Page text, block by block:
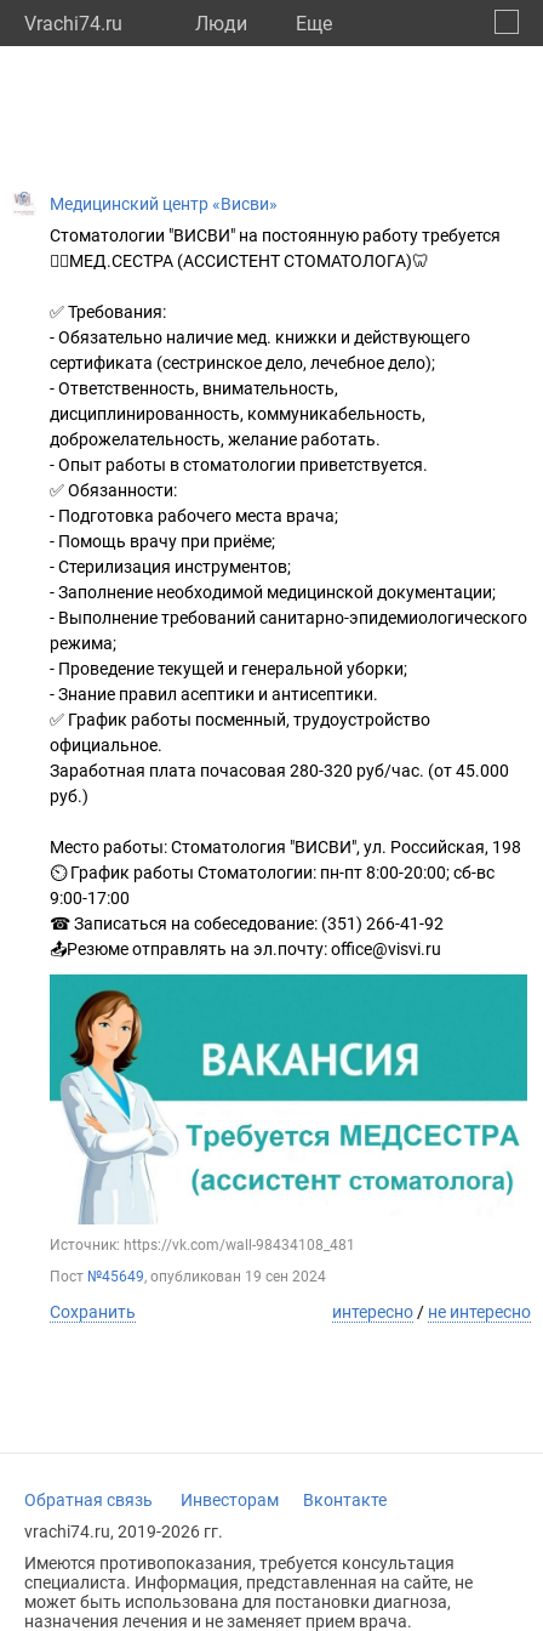
Vrachi74.ru Люди Eще
Медицинский центр «Висви»
Стоматологии "ВИСВИ" на постоянную работу требуется
👩‍⚕МЕД.СЕСТРА (АССИСТЕНТ СТОМАТОЛОГА)🦷
✅ Требования:
- Обязательно наличие мед. книжки и действующего
сертификата (сестринское дело, лечебное дело);
- Ответственность, внимательность,
дисциплинированность, коммуникабельность,
доброжелательность, желание работать.
- Опыт работы в стоматологии приветствуется.
✅ Обязанности:
- Подготовка рабочего места врача;
- Помощь врачу при приёме;
- Стерилизация инструментов;
- Заполнение необходимой медицинской документации;
- Выполнение требований санитарно-эпидемиологического
режима;
- Проведение текущей и генеральной уборки;
- Знание правил асептики и антисептики.
✅ График работы посменный, трудоустройство
официальное.
Заработная плата почасовая 280-320 руб/час. (от 45.000
руб.)
Место работы: Стоматология "ВИСВИ", ул. Российская, 198
⏲ График работы Стоматологии: пн-пт 8:00-20:00; сб-вс
9:00-17:00
☎ Записаться на собеседование: (351) 266-41-92
📤Резюме отправлять на эл.почту: office@visvi.ru
Источник: https://vk.com/wall-98434108_481
Пост №45649, опубликован 19 сен 2024
Сохранить интересно / не интересно
Обратная связь Инвесторам
Вконтакте
vrachi74.ru, 2019-2026 гг.
Имеются противопоказания, требуется консультация
специалиста. Информация, представленная на сайте, не
может быть использована для постановки диагноза,
назначения лечения и не заменяет прием врача.